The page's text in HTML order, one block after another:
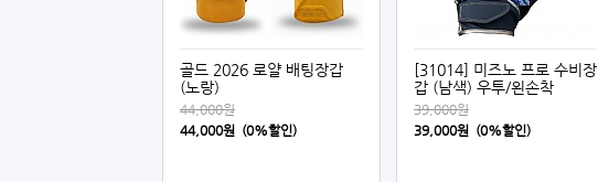
골드 2026 로얄 배팅장갑
(노랑)
44,000원
44,000원 (0%할인)
[31014] 미즈노 프로 수비장
갑 (남색) 우투/왼손착
39,000원
39,000원 (0%할인)